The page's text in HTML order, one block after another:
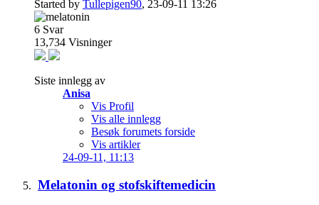
Started by Tullepigen90, 23-09-11 13:26
6 Svar
13,734 Visninger
Siste innlegg av
Anisa
Vis Profil
Vis alle innlegg
Besøk forumets forside
Vis artikler
24-09-11, 11:13
Melatonin og stofskiftemedicin